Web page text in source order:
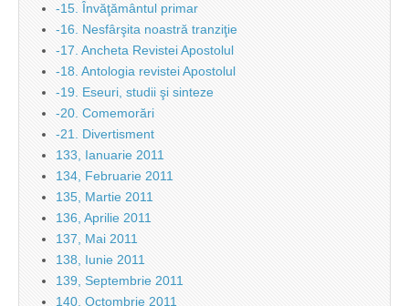
-15. Învăţământul primar
-16. Nesfârşita noastră tranziţie
-17. Ancheta Revistei Apostolul
-18. Antologia revistei Apostolul
-19. Eseuri, studii şi sinteze
-20. Comemorări
-21. Divertisment
133, Ianuarie 2011
134, Februarie 2011
135, Martie 2011
136, Aprilie 2011
137, Mai 2011
138, Iunie 2011
139, Septembrie 2011
140, Octombrie 2011